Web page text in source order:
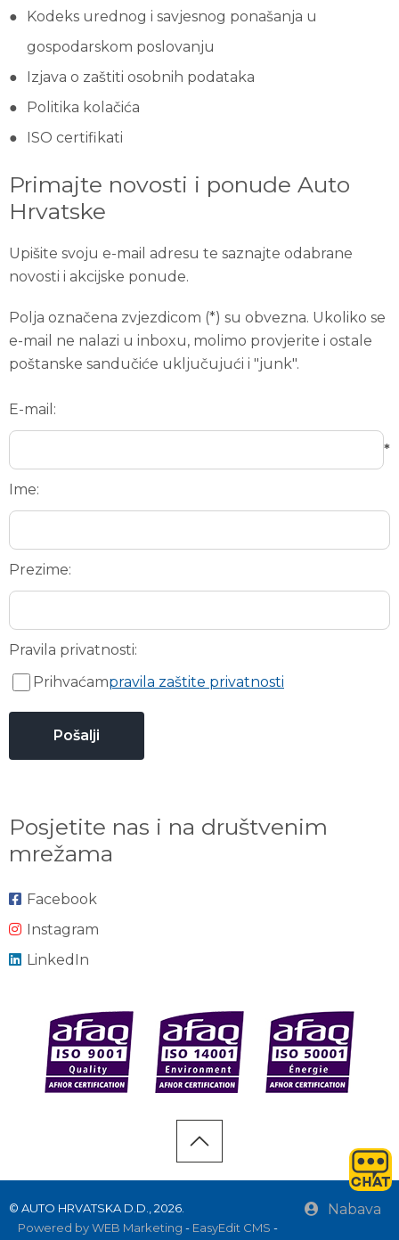
Kodeks urednog i savjesnog ponašanja u
gospodarskom poslovanju
Izjava o zaštiti osobnih podataka
Politika kolačića
ISO certifikati
Primajte novosti i ponude Auto
Hrvatske
Upišite svoju e-mail adresu te saznajte odabrane
novosti i akcijske ponude.
Polja označena zvjezdicom (*) su obvezna. Ukoliko se
e-mail ne nalazi u inboxu, molimo provjerite i ostale
poštanske sandučiće uključujući i "junk".
E-mail:
*
Ime:
Prezime:
Pravila privatnosti:
Prihvaćampravila zaštite privatnosti
Posjetite nas i na društvenim
mrežama
Facebook
Instagram
LinkedIn
© AUTO HRVATSKA D.D., 2026.
Powered by WEB Marketing - EasyEdit CMS -
Nabava